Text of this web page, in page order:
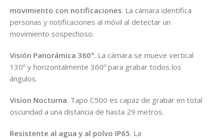
movimiento con notificaciones. La cámara identifica
personas y notificaciones al móvil al detectar un
movimiento sospechoso.
Visión Panorámica 360º. La cámara se mueve vertical
130º y horizontalmente 360º para grabar todos los
ángulos.
Vision Nocturna. Tapo C500 es capaz de grabar en total
oscuridad a una distancia de hasta 29 metros.
Resistente al agua y al polvo IP65. La